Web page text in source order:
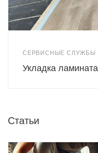
СЕРВИСНЫЕ СЛУЖБЫ
Укладка ламината
Статьи